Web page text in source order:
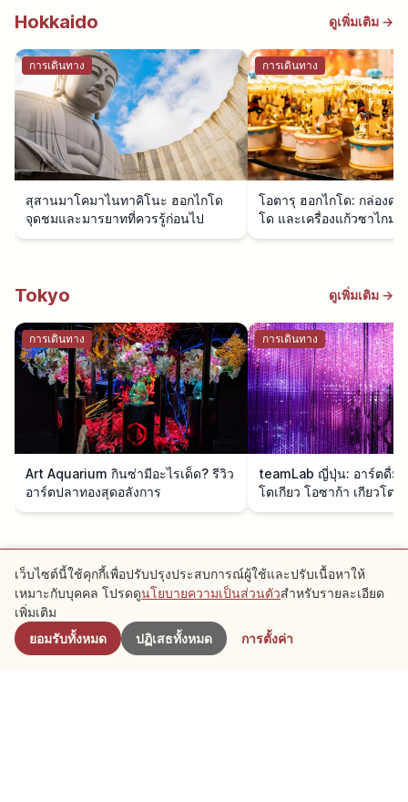
Hokkaido ดูเพิ่มเติม →
การเดินทาง
สุสานมาโคมาไนทาคิโนะ ฮอกไกโด
จุดชมและมารยาทที่ควรรู้ก่อนไป
การเดินทาง
โอตารุ ฮอกไกโด: กล่องด
โด และเครื่องแก้วซาไกมา
Tokyo ดูเพิ่มเติม →
การเดินทาง
Art Aquarium กินซ่ามีอะไรเด็ด? รีวิว
อาร์ตปลาทองสุดอลังการ
การเดินทาง
teamLab ญี่ปุ่น: อาร์ตดื่ม
โตเกียว โอซาก้า เกียวโต
Kyoto ดูเพิ่มเติม →
การเดินทาง
เว็บไซต์นี้ใช้คุกกี้เพื่อปรับปรุงประสบการณ์ผู้ใช้และปรับเนื้อหาให้
เหมาะกับบุคคล โปรดดูนโยบายความเป็นส่วนตัวสำหรับรายละเอียด
เพิ่มเติม
ยอมรับทั้งหมด
ปฏิเสธทั้งหมด การตั้งค่า